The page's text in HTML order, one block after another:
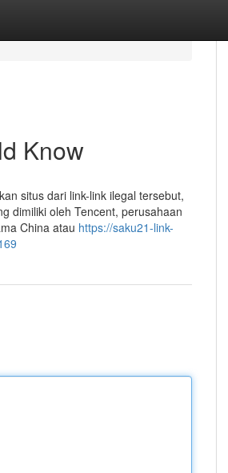
Know
situs dari link-link ilegal tersebut,
dimiliki oleh Tencent, perusahaan
China atau https://saku21-link-